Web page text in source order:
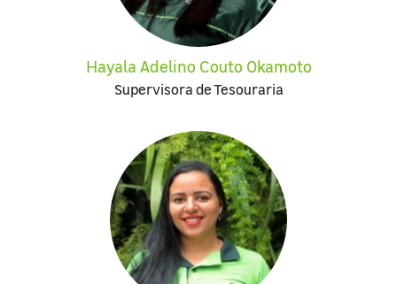
Hayala Adelino Couto Okamoto
Supervisora de Tesouraria